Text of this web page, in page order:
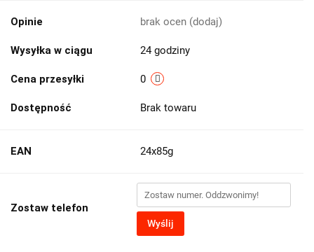
Opinie brak ocen (dodaj)
Wysyłka w ciągu 24 godziny
Cena przesyłki 0
Dostępność Brak towaru
EAN 24x85g
Zostaw telefon
Wyślij